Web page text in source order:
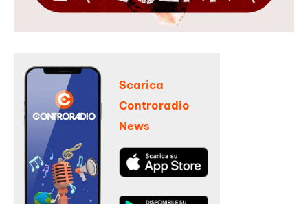
Scarica
Controradio
News